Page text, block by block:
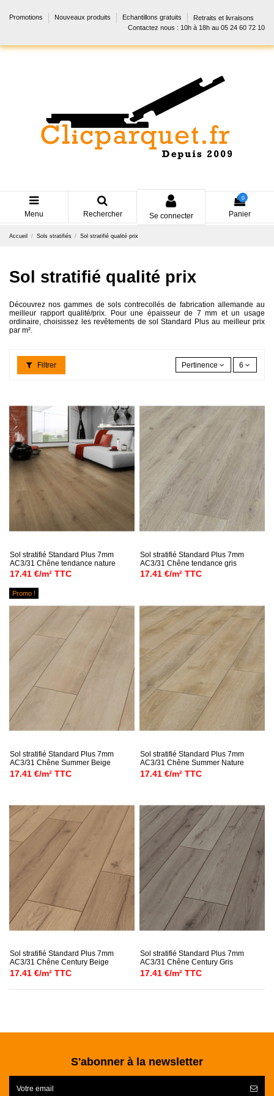
Promotions Nouveaux produits Echantillons gratuits
Retraits et livraisons
Contactez nous : 10h à 18h au 05 24 60 72 10
Menu Rechercher Se connecter
0
Panier
Accueil Sols stratifiés Sol stratifié qualité prix
Sol stratifié qualité prix
Découvrez nos gammes de sols contrecollés de fabrication allemande au
meilleur rapport qualité/prix. Pour une épaisseur de 7 mm et un usage
ordinaire, choisissez les revêtements de sol Standard Plus au meilleur prix
par m².
Filtrer Pertinence 6
Sol stratifié Standard Plus 7mm
AC3/31 Chêne tendance nature
17.41 €/m² TTC
Sol stratifié Standard Plus 7mm
AC3/31 Chêne tendance gris
17.41 €/m² TTC
Promo !
Sol stratifié Standard Plus 7mm
AC3/31 Chêne Summer Beige
17.41 €/m² TTC
Sol stratifié Standard Plus 7mm
AC3/31 Chêne Summer Nature
17.41 €/m² TTC
Sol stratifié Standard Plus 7mm
AC3/31 Chêne Century Beige
17.41 €/m² TTC
Sol stratifié Standard Plus 7mm
AC3/31 Chêne Century Gris
17.41 €/m² TTC
S'abonner à la newsletter